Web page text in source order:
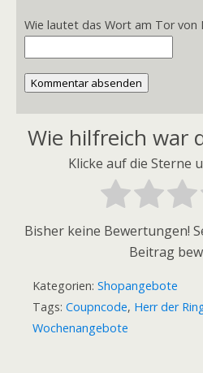
Wie lautet das Wort am Tor von
Kommentar absenden
Wie hilfreich war
Klicke auf die Sterne
Bisher keine Bewertungen!
Beitrag
Kategorien: Shopangebote
Tags: Coupncode, Herr der
Wochenangebote